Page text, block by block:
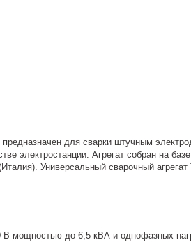
для сварки штучным
электростанции. Агрегат собран на
Универсальный сварочный
В мощностью до 6,5 кВА и однофазных